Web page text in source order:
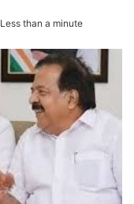
Less than a minute